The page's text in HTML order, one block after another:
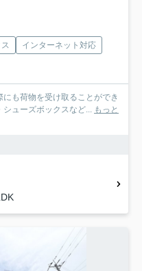
インターネット対応
も荷物を受け取ることができ
シューズボックスなど... もっと